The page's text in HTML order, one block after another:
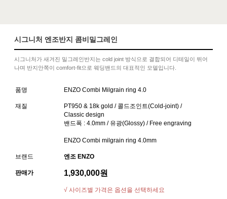
시그니처 엔조반지 콤비밀그레인
시그니처가 새겨진 밀그레인반지는 cold joint 방식으로 결합되어 디테일이 뛰어
나며 반지안쪽이 comfort-fit으로 웨딩밴드의 대표적인 모델입니다.
품명 ENZO Combi Milgrain ring 4.0
재질
PT950 & 18k gold / 콜드조인트(Cold-joint) /
Classic design
밴드폭 : 4.0mm / 유광(Glossy) / Free engraving
ENZO Combi milgrain ring 4.0mm
브랜드 엔조 ENZO
판매가 1,930,000원
√ 사이즈별 가격은 옵션을 선택하세요